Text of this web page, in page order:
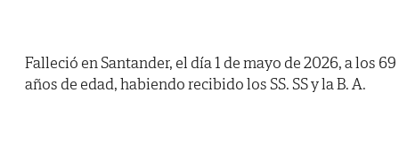
Falleció en Santander, el día 1 de mayo de 2026, a los 69
años de edad, habiendo recibido los SS. SS y la B. A.